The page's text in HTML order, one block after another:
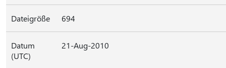
Dateigröße 694
Datum
(UTC)
21-Aug-2010